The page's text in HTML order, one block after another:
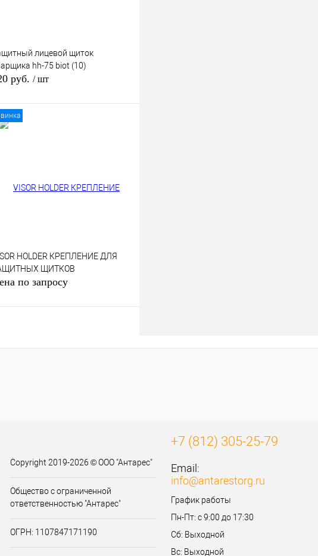
лицевой щиток
hh-75 biot (10)
руб. / шт
наличии
HOLDER КРЕПЛЕНИЕ ДЛЯ
ЩИТКОВ
по запросу
Copyright 2019-2026 © ООО "Антарес"
Общество с ограниченной
ответственностью "Антарес"
ОГРН: 1107847171190
+7 (812) 305-25-79
Email:
info@antarestorg.ru
График работы
Пн-Пт: с 9:00 до 17:30
Сб: Выходной
Вс: Выходной